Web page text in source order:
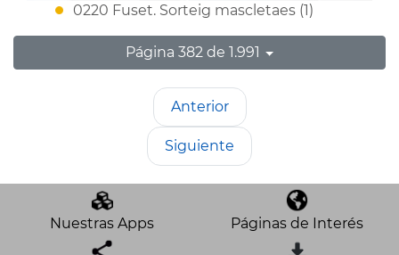
0220 Fuset. Sorteig mascletaes (1)
Página 382 de 1.991
Anterior
Siguiente
Nuestras Apps Páginas de Interés